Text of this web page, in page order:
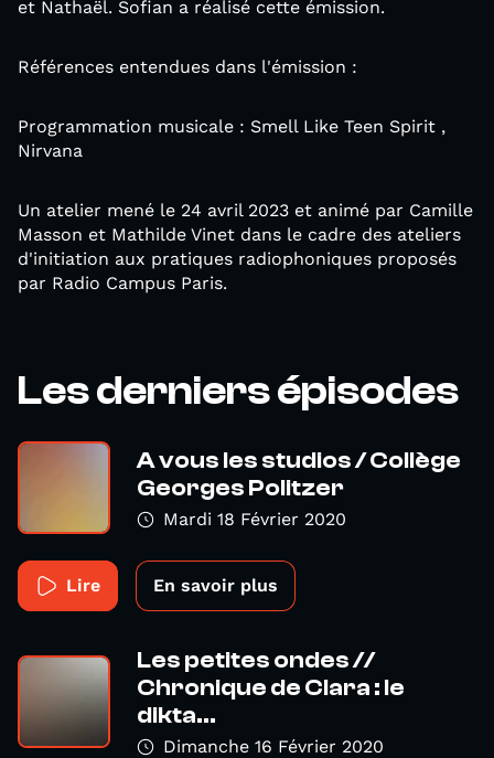
et Nathaël. Sofian a réalisé cette émission.
Références entendues dans l'émission :
Programmation musicale : Smell Like Teen Spirit ,
Nirvana
Un atelier mené le 24 avril 2023 et animé par Camille
Masson et Mathilde Vinet dans le cadre des ateliers
d'initiation aux pratiques radiophoniques proposés
par Radio Campus Paris.
Les derniers épisodes
A vous les studios / Collège
Georges Politzer
Mardi 18 Février 2020
Lire En savoir plus
Les petites ondes //
Chronique de Clara : le
dikta...
Dimanche 16 Février 2020